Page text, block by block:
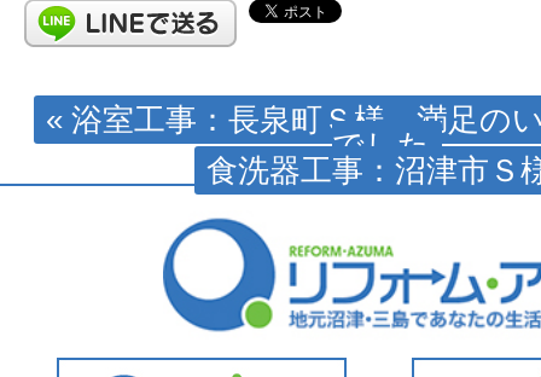
« 浴室工事：長泉町Ｓ様 満足の
でした
食洗器工事：沼津市